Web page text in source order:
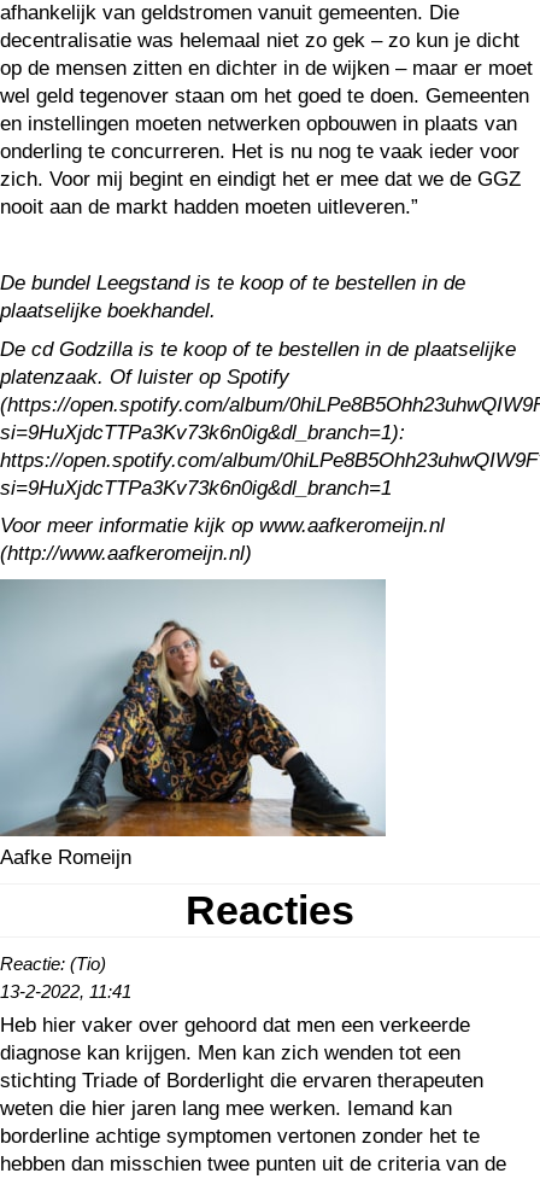
afhankelijk van geldstromen vanuit gemeenten. Die
decentralisatie was helemaal niet zo gek – zo kun je dicht
op de mensen zitten en dichter in de wijken – maar er moet
wel geld tegenover staan om het goed te doen. Gemeenten
en instellingen moeten netwerken opbouwen in plaats van
onderling te concurreren. Het is nu nog te vaak ieder voor
zich. Voor mij begint en eindigt het er mee dat we de GGZ
nooit aan de markt hadden moeten uitleveren.”
De bundel Leegstand is te koop of te bestellen in de
plaatselijke boekhandel.
De cd Godzilla is te koop of te bestellen in de plaatselijke
platenzaak. Of luister op Spotify
(https://open.spotify.com/album/
si=9HuXjdcTTPa3Kv73k6n0ig&dl_branch=1):
https://open.spotify.com/album/
si=9HuXjdcTTPa3Kv73k6n0ig&dl_branch=1
Voor meer informatie kijk op www.aafkeromeijn.nl
(http://www.aafkeromeijn.nl)
Aafke Romeijn
Reacties
Reactie: (Tio)
13-2-2022, 11:41
Heb hier vaker over gehoord dat men een verkeerde
diagnose kan krijgen. Men kan zich wenden tot een
stichting Triade of Borderlight die ervaren therapeuten
weten die hier jaren lang mee werken. Iemand kan
borderline achtige symptomen vertonen zonder het te
hebben dan misschien twee punten uit de criteria van de